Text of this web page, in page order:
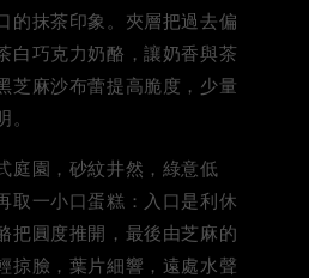
的抹茶印象。夾層把過去偏
白巧克力奶酪，讓奶香與茶
芝麻沙布蕾提高脆度，少量
庭園，砂紋井然，綠意低
取一小口蛋糕：入口是利休
把圓度推開，最後由芝麻的
掠臉，葉片細響，遠處水聲